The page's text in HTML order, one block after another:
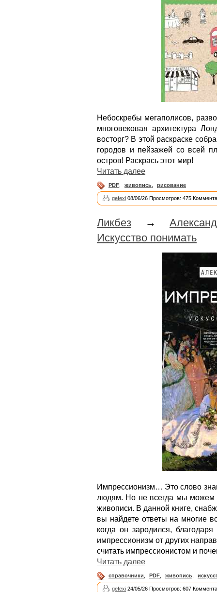
Небоскребы мегаполисов,
многовековая архитектура
восторг? В этой раскраске
городов и пейзажей со всей
остров! Раскрась этот мир!
Читать далее
PDF живопись рисование
gefexi 08/06/26 Просмотров: 475
Ликбез →
Искусство понимать
Импрессионизм… Это слово
людям. Но не всегда мы можем
живописи. В данной книге,
вы найдете ответы на многие
когда он зародился,
импрессионизм от других
считать импрессионистом и
Читать далее
справочники PDF живопись
gefexi 24/05/26 Просмотров: 607